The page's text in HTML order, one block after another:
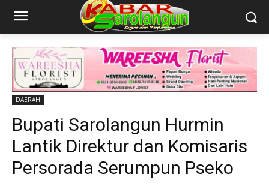
DAERAH
Bupati Sarolangun Hurmin
Lantik Direktur dan Komisaris
Persorada Serumpun Pseko